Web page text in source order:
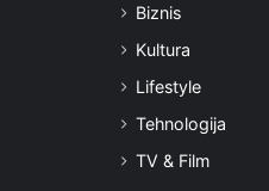
Biznis
Kultura
Lifestyle
Tehnologija
TV & Film